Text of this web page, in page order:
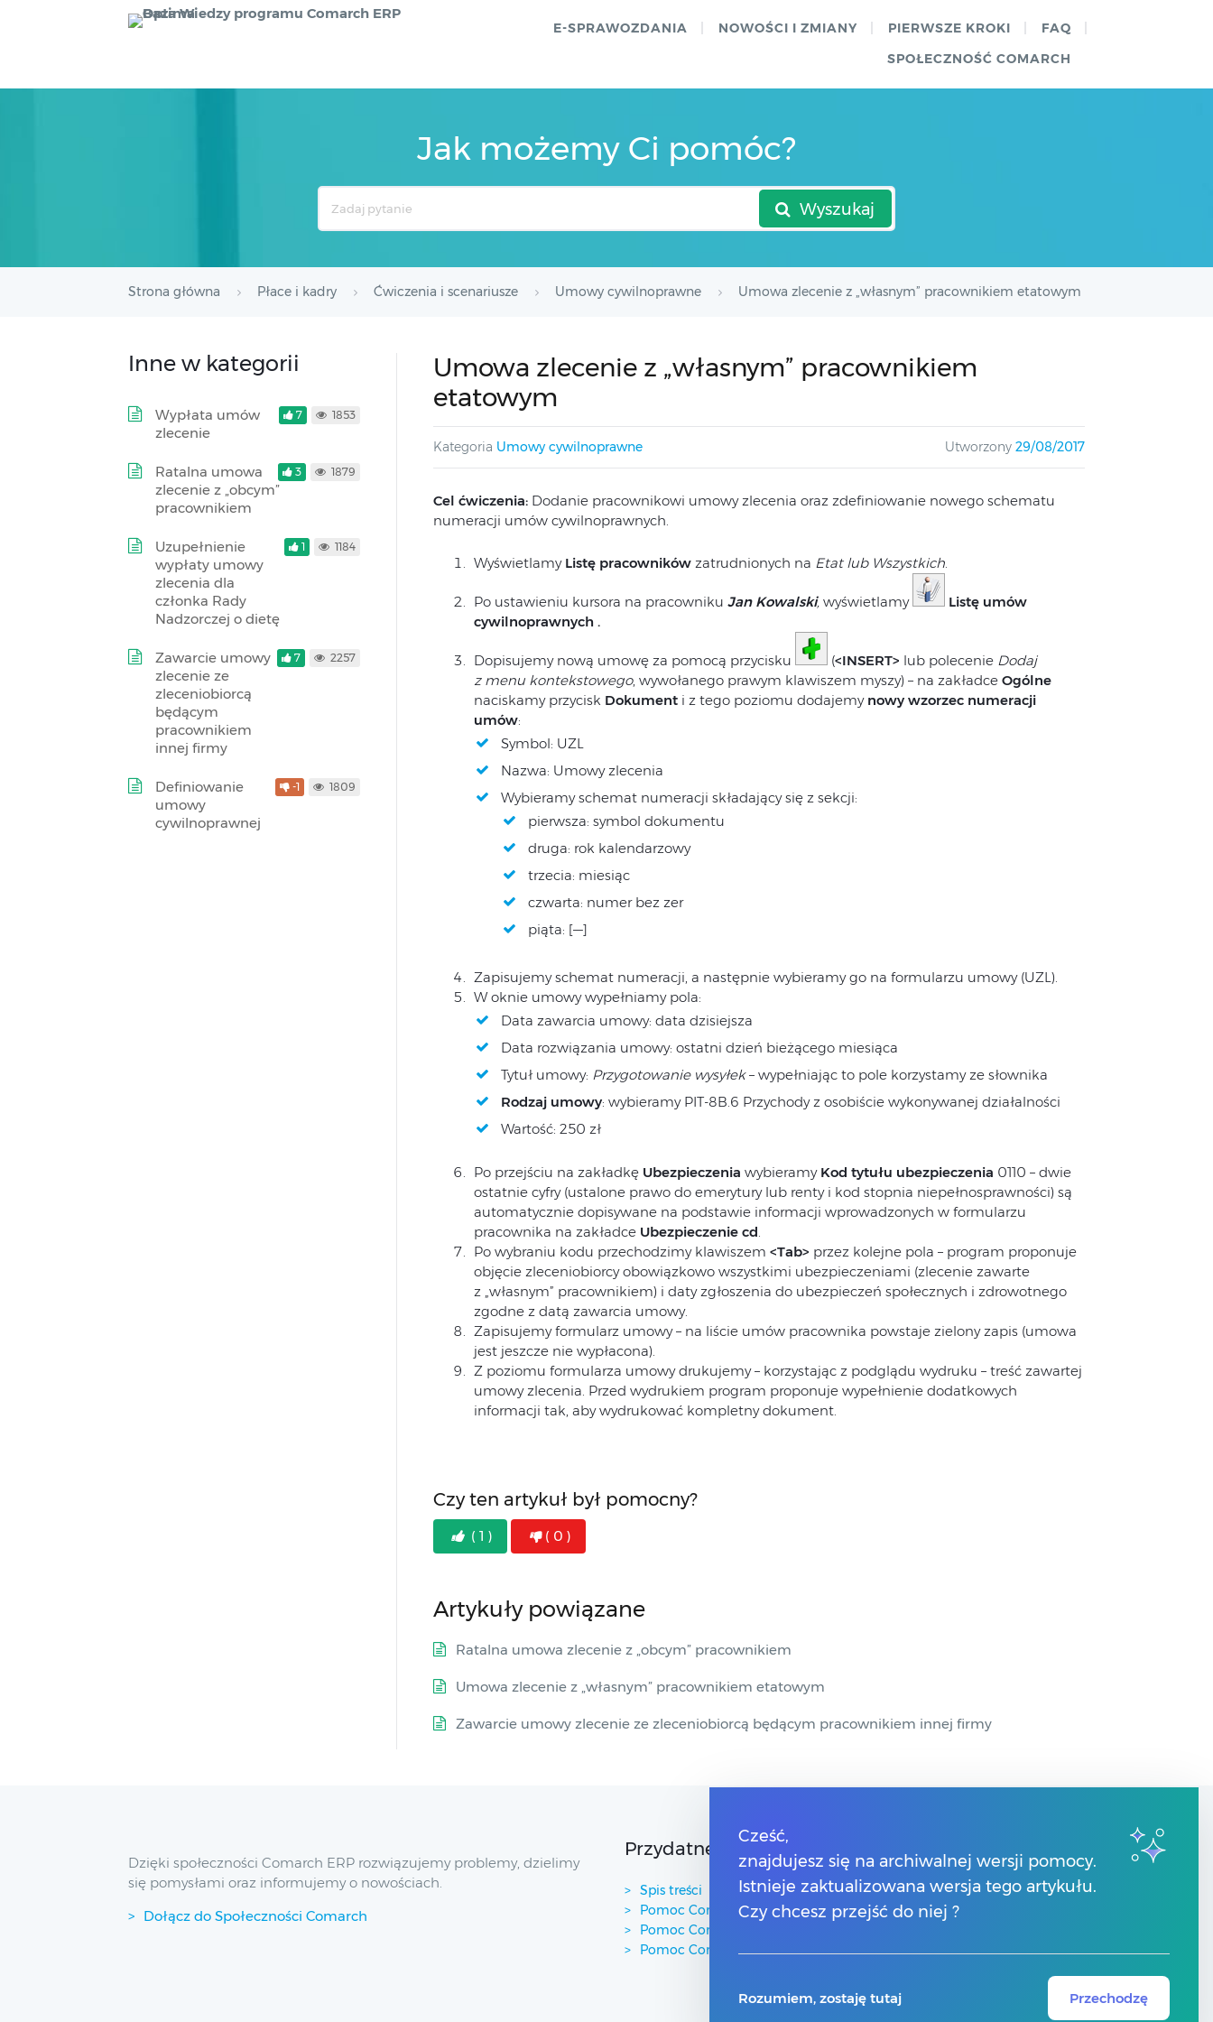
E-SPRAWOZDANIA NOWOŚCI I ZMIANY PIERWSZE KROKI
FAQ
SPOŁECZNOŚĆ COMARCH
Jak możemy Ci pomóc?
Wyszukaj
Strona główna Płace i kadry Ćwiczenia i scenariusze Umowy cywilnoprawne Umowa zlecenie z „własnym” pracownikiem etatowym
Umowa zlecenie z „własnym” pracownikiem
etatowym
Kategoria Umowy cywilnoprawne Utworzony 29/08/2017
Cel ćwiczenia:Dodanie pracownikowi umowy zlecenia oraz zdefiniowanie nowego schematu
numeracji umów cywilnoprawnych.
Wyświetlamy Listę pracownikówzatrudnionych na Etat lub Wszystkich.
Po ustawieniu kursora na pracowniku Jan Kowalski,wyświetlamy
Listę umów
cywilnoprawnych .
Dopisujemy nową umowę za pomocą przycisku (<INSERT> lub polecenie Dodaj
z menu kontekstowego, wywołanego prawym klawiszem myszy) – na zakładce Ogólne
naciskamy przycisk Dokumenti z tego poziomu dodajemy nowy wzorzec numeracji
umów:
Symbol: UZL
Nazwa: Umowy zlecenia
Wybieramy schemat numeracji składający się z sekcji:
pierwsza: symbol dokumentu
druga: rok kalendarzowy
trzecia: miesiąc
czwarta: numer bez zer
piąta: [—]
Zapisujemy schemat numeracji, a następnie wybieramy go na formularzu umowy (UZL).
W oknie umowy wypełniamy pola:
Data zawarcia umowy: data dzisiejsza
Data rozwiązania umowy: ostatni dzień bieżącego miesiąca
Tytuł umowy: Przygotowanie wysyłek– wypełniając to pole korzystamy ze słownika
Rodzaj umowy: wybieramy PIT-8B.6 Przychody z osobiście wykonywanej działalności
Wartość: 250 zł
Po przejściu na zakładkę Ubezpieczenia wybieramy Kod tytułu ubezpieczenia 0110 – dwie
ostatnie cyfry (ustalone prawo do emerytury lub renty i kod stopnia niepełnosprawności) są
automatycznie dopisywane na podstawie informacji wprowadzonych w formularzu
pracownika na zakładce Ubezpieczenie cd.
Po wybraniu kodu przechodzimy klawiszem <Tab> przez kolejne pola – program proponuje
objęcie zleceniobiorcy obowiązkowo wszystkimi ubezpieczeniami (zlecenie zawarte
z „własnym” pracownikiem) i daty zgłoszenia do ubezpieczeń społecznych i zdrowotnego
zgodne z datą zawarcia umowy.
Zapisujemy formularz umowy – na liście umów pracownika powstaje zielony zapis (umowa
jest jeszcze nie wypłacona).
Z poziomu formularza umowy drukujemy – korzystając z podglądu wydruku – treść zawartej
umowy zlecenia. Przed wydrukiem program proponuje wypełnienie dodatkowych
informacji tak, aby wydrukować kompletny dokument.
Czy ten artykuł był pomocny?
( 1 ) ( 0 )
Artykuły powiązane
Ratalna umowa zlecenie z „obcym” pracownikiem
Umowa zlecenie z „własnym” pracownikiem etatowym
Zawarcie umowy zlecenie ze zleceniobiorcą będącym pracownikiem innej firmy
Inne w kategorii
Wypłata umów
zlecenie
7 1853
Ratalna umowa
zlecenie z „obcym”
pracownikiem
3 1879
Uzupełnienie
wypłaty umowy
zlecenia dla
członka Rady
Nadzorczej o dietę
1 1184
Zawarcie umowy
zlecenie ze
zleceniobiorcą
będącym
pracownikiem
innej firmy
7 2257
Definiowanie
umowy
cywilnoprawnej
-1 1809
Dzięki społeczności Comarch ERP rozwiązujemy problemy, dzielimy
się pomysłami oraz informujemy o nowościach.
Dołącz do Społeczności Comarch
Przydatne linki
Spis treści
Pomoc Comarch Betterfly
Pomoc Comarch e-Sklep
Pomoc Comarch HRM
Kontakt
Znajdź Partnera Comarch
Cześć,
znajdujesz się na archiwalnej wersji pomocy.
Istnieje zaktualizowana wersja tego artykułu.
Czy chcesz przejść do niej ?
Rozumiem, zostaję tutaj Przechodzę